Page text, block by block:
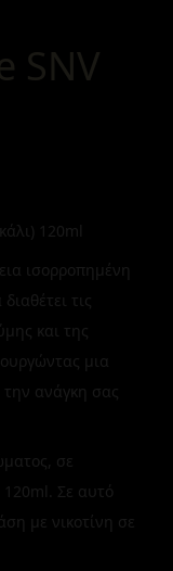
SNV
120ml
ισορροπημένη
τις
και της
μια
την ανάγκη σας
σε
Σε αυτό
με νικοτίνη σε